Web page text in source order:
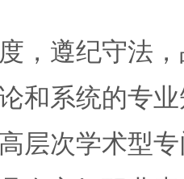
遵纪守法，
和系统的专业
层次学术型